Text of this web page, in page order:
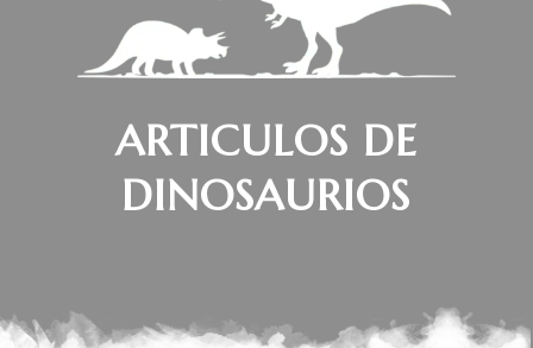
ARTICULOS DE
DINOSAURIOS